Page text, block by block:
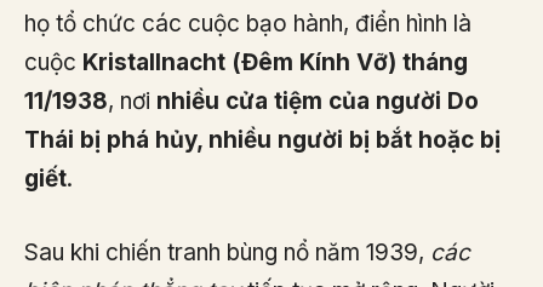
họ tổ chức các cuộc bạo hành, điển hình là
cuộc Kristallnacht (Đêm Kính Vỡ) tháng
11/1938, nơi nhiều cửa tiệm của người Do
Thái bị phá hủy, nhiều người bị bắt hoặc bị
giết.
Sau khi chiến tranh bùng nổ năm 1939, các